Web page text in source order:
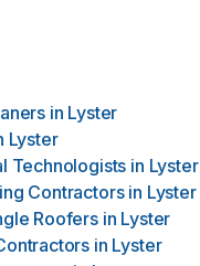
in Lyster
Lyster
Technologists in Lyster
Contractors in Lyster
Roofers in Lyster
in Lyster